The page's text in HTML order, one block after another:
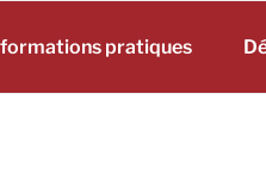
pratiques